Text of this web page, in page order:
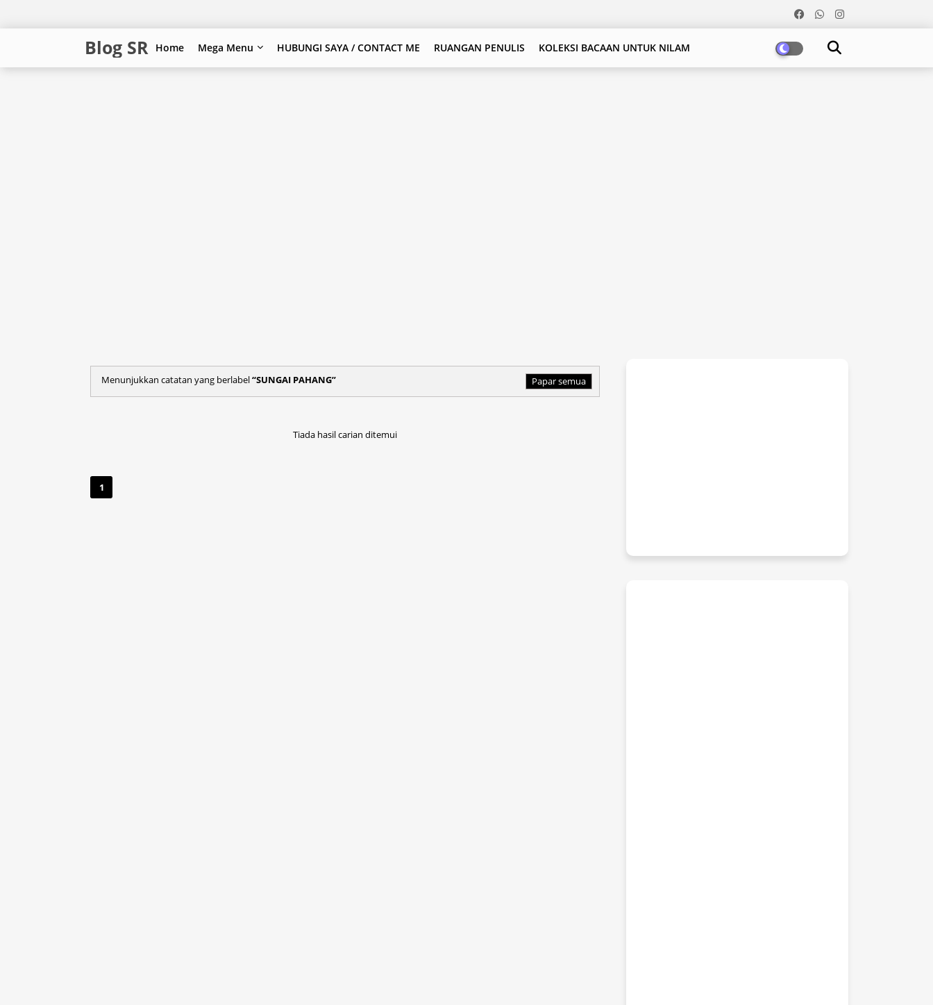
Blog SR Home Mega Menu HUBUNGI SAYA / CONTACT ME RUANGAN PENULIS KOLEKSI BACAAN UNTUK NILAM
Menunjukkan catatan yang berlabel SUNGAI PAHANG Papar semua
Tiada hasil carian ditemui
1